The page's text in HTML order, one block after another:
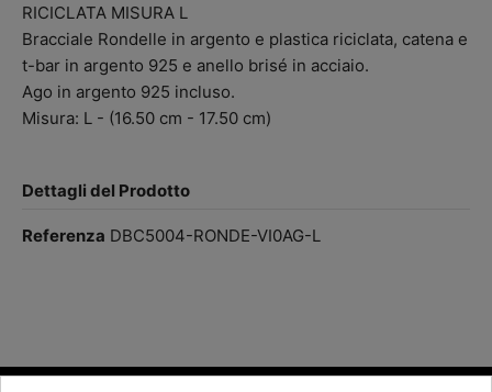
RICICLATA MISURA L
Bracciale Rondelle in argento e plastica riciclata, catena e
t-bar in argento 925 e anello brisé in acciaio.
Ago in argento 925 incluso.
Misura: L - (16.50 cm - 17.50 cm)
Dettagli del Prodotto
Referenza DBC5004-RONDE-VI0AG-L